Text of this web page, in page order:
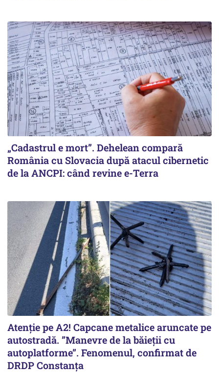
„Cadastrul e mort”. Dehelean compară
România cu Slovacia după atacul cibernetic
de la ANCPI: când revine e-Terra
Atenție pe A2! Capcane metalice aruncate pe
autostradă. ”Manevre de la băieții cu
autoplatforme”. Fenomenul, confirmat de
DRDP Constanța